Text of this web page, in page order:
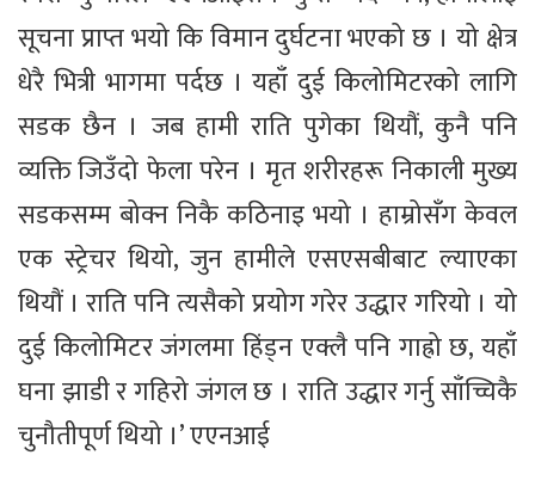
सूचना प्राप्त भयो कि विमान दुर्घटना भएको छ । यो क्षेत्र
धेरै भित्री भागमा पर्दछ । यहाँ दुई किलोमिटरको लागि
सडक छैन । जब हामी राति पुगेका थियौं, कुनै पनि
व्यक्ति जिउँदो फेला परेन । मृत शरीरहरू निकाली मुख्य
सडकसम्म बोक्न निकै कठिनाइ भयो । हाम्रोसँग केवल
एक स्ट्रेचर थियो, जुन हामीले एसएसबीबाट ल्याएका
थियौं । राति पनि त्यसैको प्रयोग गरेर उद्धार गरियो । यो
दुई किलोमिटर जंगलमा हिंड्न एक्लै पनि गाह्रो छ, यहाँ
घना झाडी र गहिरो जंगल छ । राति उद्धार गर्नु साँच्चिकै
चुनौतीपूर्ण थियो ।’ एएनआई